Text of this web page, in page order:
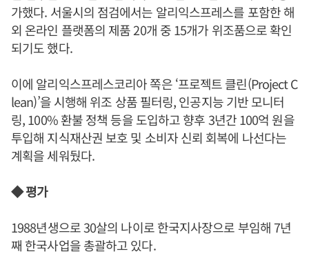
가했다. 서울시의 점검에서는 알리익스프레스를 포함한 해
외 온라인 플랫폼의 제품 20개 중 15개가 위조품으로 확인
되기도 했다.
이에 알리익스프레스코리아 쪽은 ‘프로젝트 클린(Project C
lean)’을 시행해 위조 상품 필터링, 인공지능 기반 모니터
링, 100% 환불 정책 등을 도입하고 향후 3년간 100억 원을
투입해 지식재산권 보호 및 소비자 신뢰 회복에 나선다는
계획을 세워뒀다.
◆ 평가
1988년생으로 30살의 나이로 한국지사장으로 부임해 7년
째 한국사업을 총괄하고 있다.